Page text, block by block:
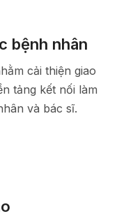
bệnh nhân
cải thiện giao
tảng kết nối làm
và bác sĩ.